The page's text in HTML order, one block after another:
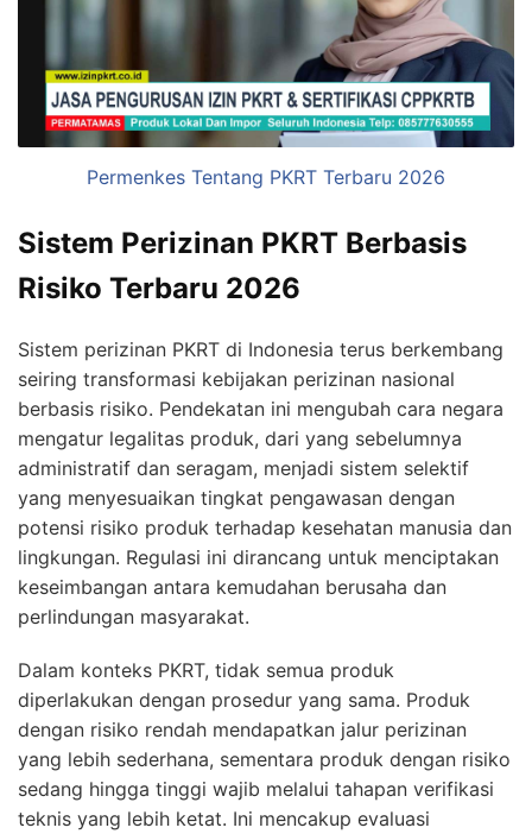
Permenkes Tentang PKRT Terbaru 2026
Sistem Perizinan PKRT Berbasis
Risiko Terbaru 2026
Sistem perizinan PKRT di Indonesia terus berkembang
seiring transformasi kebijakan perizinan nasional
berbasis risiko. Pendekatan ini mengubah cara negara
mengatur legalitas produk, dari yang sebelumnya
administratif dan seragam, menjadi sistem selektif
yang menyesuaikan tingkat pengawasan dengan
potensi risiko produk terhadap kesehatan manusia dan
lingkungan. Regulasi ini dirancang untuk menciptakan
keseimbangan antara kemudahan berusaha dan
perlindungan masyarakat.
Dalam konteks PKRT, tidak semua produk
diperlakukan dengan prosedur yang sama. Produk
dengan risiko rendah mendapatkan jalur perizinan
yang lebih sederhana, sementara produk dengan risiko
sedang hingga tinggi wajib melalui tahapan verifikasi
teknis yang lebih ketat. Ini mencakup evaluasi